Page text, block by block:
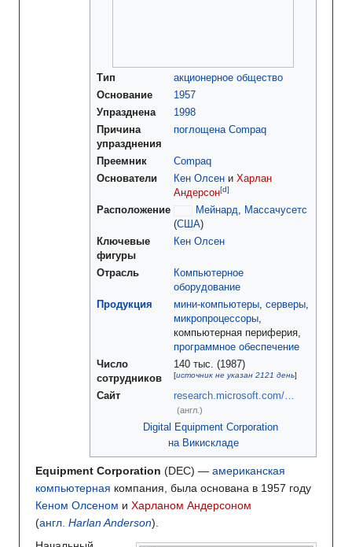
Тип
акционерное общество
Основание
1957
Упразднена
1998
Причина
упразднения
поглощена Compaq
Преемник
Compaq
Основатели
Кен Олсен и Харлан
Андерсон[d]
Расположение Мейнард, Массачусетс
(США)
Ключевые
фигуры
Кен Олсен
Отрасль
Компьютерное
оборудование
Продукция
мини-компьютеры, серверы,
микропроцессоры,
компьютерная периферия,
программное обеспечение
Число
сотрудников
140 тыс. (1987)
[источник не указан 2121 день]
Сайт research.microsoft.com/…
(англ.)
Digital Equipment Corporation
на Викискладе
Equipment Corporation (DEC) — американская
компьютерная компания, была основана в 1957 году
Кеном Олсеном и Харланом Андерсоном
(англ. Harlan Anderson).